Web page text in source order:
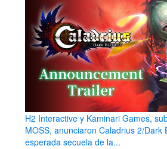
H2 Interactive y Kaminari Games,
MOSS, anunciaron Caladrius 2/Dark
esperada secuela de la...